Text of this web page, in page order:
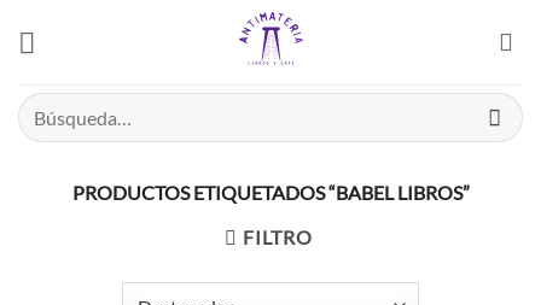
Buscar
por:
PRODUCTOS ETIQUETADOS “BABEL LIBROS”
FILTRO